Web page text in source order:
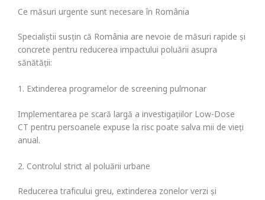
Ce măsuri urgente sunt necesare în România
Specialiștii susțin că România are nevoie de măsuri rapide și
concrete pentru reducerea impactului poluării asupra
sănătății:
1. Extinderea programelor de screening pulmonar
Implementarea pe scară largă a investigațiilor Low-Dose
CT pentru persoanele expuse la risc poate salva mii de vieți
anual.
2. Controlul strict al poluării urbane
Reducerea traficului greu, extinderea zonelor verzi și